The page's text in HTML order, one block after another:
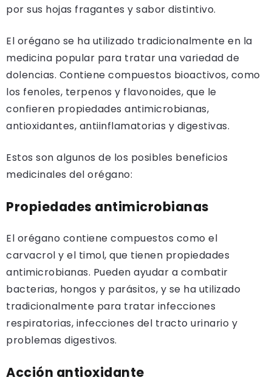
por sus hojas fragantes y sabor distintivo.
El orégano se ha utilizado tradicionalmente en la
medicina popular para tratar una variedad de
dolencias. Contiene compuestos bioactivos, como
los fenoles, terpenos y flavonoides, que le
confieren propiedades antimicrobianas,
antioxidantes, antiinflamatorias y digestivas.
Estos son algunos de los posibles beneficios
medicinales del orégano:
Propiedades antimicrobianas
El orégano contiene compuestos como el
carvacrol y el timol, que tienen propiedades
antimicrobianas. Pueden ayudar a combatir
bacterias, hongos y parásitos, y se ha utilizado
tradicionalmente para tratar infecciones
respiratorias, infecciones del tracto urinario y
problemas digestivos.
Acción antioxidante